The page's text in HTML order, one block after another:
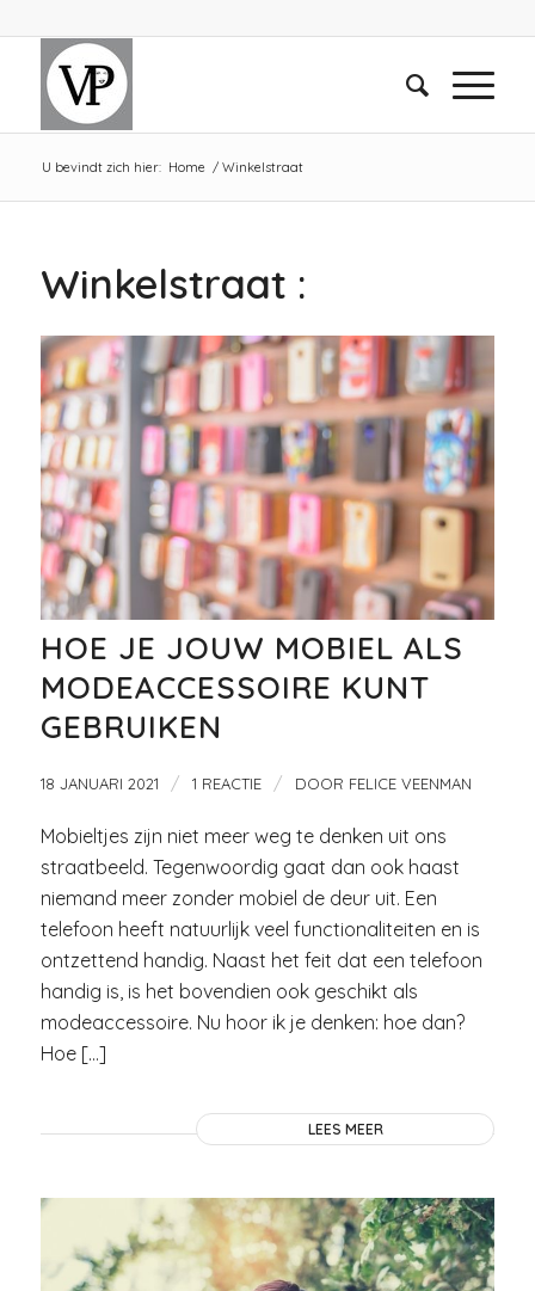
U bevindt zich hier: Home / Winkelstraat
Winkelstraat :
HOE JE JOUW MOBIEL ALS
MODEACCESSOIRE KUNT
GEBRUIKEN
18 JANUARI 2021 / 1 REACTIE / DOOR FELICE VEENMAN
Mobieltjes zijn niet meer weg te denken uit ons
straatbeeld. Tegenwoordig gaat dan ook haast
niemand meer zonder mobiel de deur uit. Een
telefoon heeft natuurlijk veel functionaliteiten en is
ontzettend handig. Naast het feit dat een telefoon
handig is, is het bovendien ook geschikt als
modeaccessoire. Nu hoor ik je denken: hoe dan?
Hoe […]
LEES MEER